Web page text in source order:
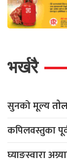
भर्खरै
सुनको मूल्य
कपिलवस्तुका
घ्याङस्वारा